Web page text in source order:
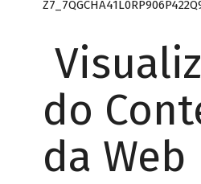
do
da Web